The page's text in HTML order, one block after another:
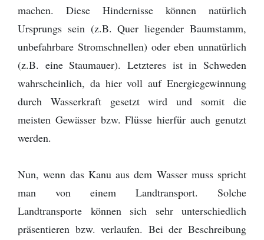
machen. Diese Hindernisse können natürlich
Ursprungs sein (z.B. Quer liegender Baumstamm,
unbefahrbare Stromschnellen) oder eben unnatürlich
(z.B. eine Staumauer). Letzteres ist in Schweden
wahrscheinlich, da hier voll auf Energiegewinnung
durch Wasserkraft gesetzt wird und somit die
meisten Gewässer bzw. Flüsse hierfür auch genutzt
werden.
Nun, wenn das Kanu aus dem Wasser muss spricht
man von einem Landtransport. Solche
Landtransporte können sich sehr unterschiedlich
präsentieren bzw. verlaufen. Bei der Beschreibung
werde ich reich, schön und gesund?
Wie sind denn die Schweden so?
Zwiebel- Schichtenprinzip. Wer es anders
macht, macht es falsch
Rucksack - Kanutour und Trekking
Ausrüstungslisten Download
Schuhe / Stiefel